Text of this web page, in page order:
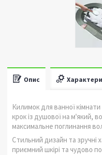
Опис
Килимок для ванної
крок із душової на м'який,
максимальне поглинання
Стильний дизайн та зручні
приємний шкірі та чудово